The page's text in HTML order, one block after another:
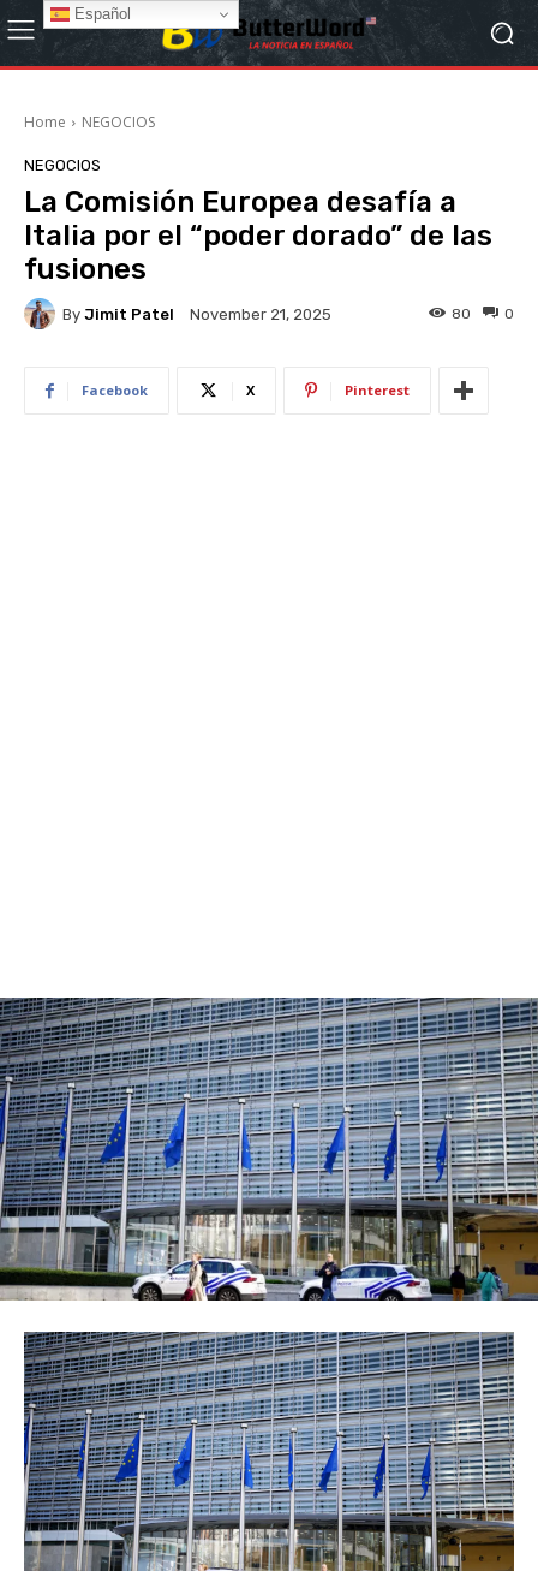
Home NEGOCIOS
NEGOCIOS
La Comisión Europea desafía a
Italia por el “poder dorado” de las
fusiones
By Jimit Patel November 21, 2025 0
80
Facebook X Pinterest
Español